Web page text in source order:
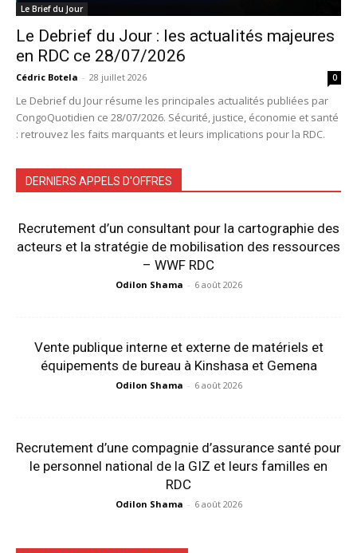
Le Brief du Jour
Le Debrief du Jour : les actualités majeures
en RDC ce 28/07/2026
Cédric Botela - 28 juillet 2026 0
Le Debrief du Jour résume les principales actualités publiées par
CongoQuotidien ce 28/07/2026. Sécurité, justice, économie et santé
: retrouvez les faits marquants et leurs implications pour la RDC.
DERNIERS APPELS D'OFFRES
Recrutement d’un consultant pour la cartographie des
acteurs et la stratégie de mobilisation des ressources
– WWF RDC
Odilon Shama - 6 août 2026
Vente publique interne et externe de matériels et
équipements de bureau à Kinshasa et Gemena
Odilon Shama - 6 août 2026
Recrutement d’une compagnie d’assurance santé pour
le personnel national de la GIZ et leurs familles en
RDC
Odilon Shama - 6 août 2026